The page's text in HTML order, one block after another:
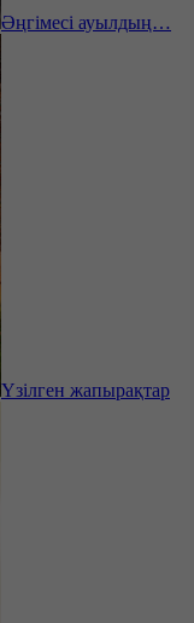
Әңгімесі ауылдың…
Үзілген жапырақтар